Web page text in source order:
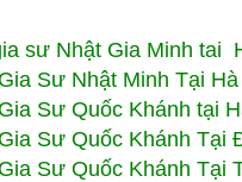
sư Nhật Gia Minh tai
Sư Nhật Minh Tại Hà
Sư Quốc Khánh tại
Sư Quốc Khánh Tại
Sư Quốc Khánh Tại